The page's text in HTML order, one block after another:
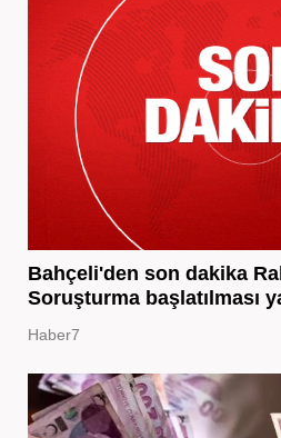
Bahçeli'den son dakika
Soruşturma başlatılması
Haber7